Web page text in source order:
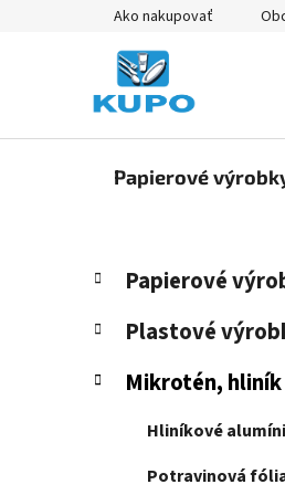
Ako nakupovať
Papierové
B
č
ý
Preskočiť
kategórie
K
a
e
ó
Papierové
Plastové
Mikrotén,
Hliníkové
Potravinová